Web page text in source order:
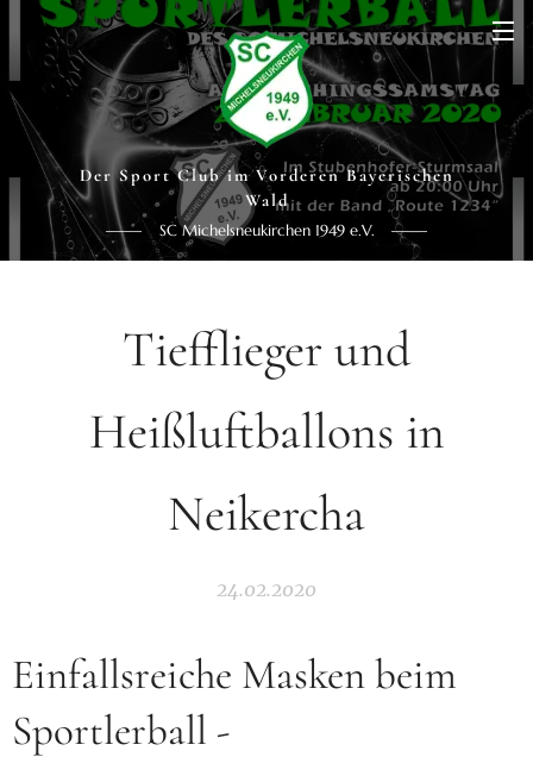
Der Sport Club im Vorderen Bayerischen
Wald
SC Michelsneukirchen 1949 e.V.
Tiefflieger und
Heißluftballons in
Neikercha
24.02.2020
Einfallsreiche Masken beim
Sportlerball -